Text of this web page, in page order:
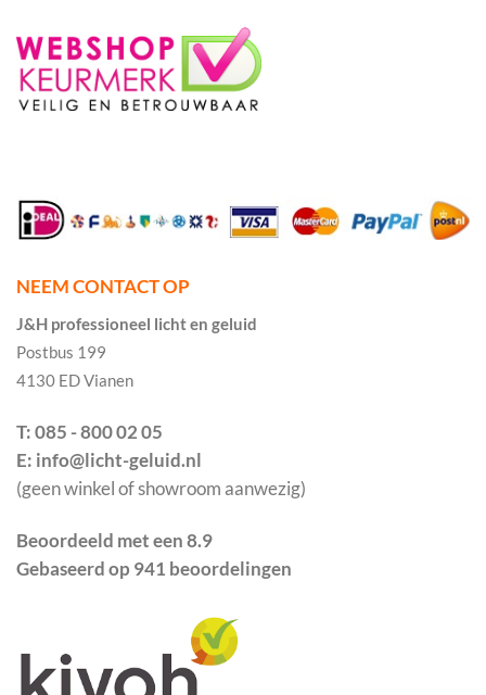
NEEM CONTACT OP
J&H professioneel licht en geluid
Postbus 199
4130 ED Vianen
T: 085 - 800 02 05
E: info@licht-geluid.nl
(geen winkel of showroom aanwezig)
Beoordeeld met een 8.9
Gebaseerd op 941 beoordelingen